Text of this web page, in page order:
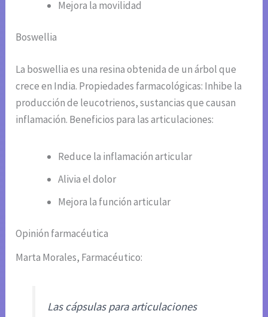
Mejora la movilidad
Boswellia
La boswellia es una resina obtenida de un árbol que
crece en India. Propiedades farmacológicas: Inhibe la
producción de leucotrienos, sustancias que causan
inflamación. Beneficios para las articulaciones:
Reduce la inflamación articular
Alivia el dolor
Mejora la función articular
Opinión farmacéutica
Marta Morales, Farmacéutico:
Las cápsulas para articulaciones